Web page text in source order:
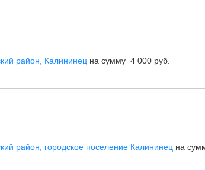
район, Калининец на сумму 4 000 руб.
район, городское поселение Калининец на